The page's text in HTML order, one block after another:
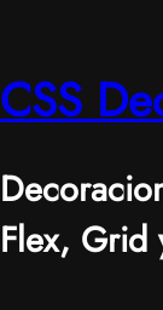
CSS
Flex, Grid